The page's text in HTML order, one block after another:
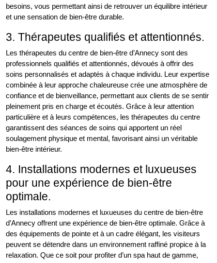
besoins, vous permettant ainsi de retrouver un équilibre intérieur
et une sensation de bien-être durable.
3. Thérapeutes qualifiés et attentionnés.
Les thérapeutes du centre de bien-être d’Annecy sont des
professionnels qualifiés et attentionnés, dévoués à offrir des
soins personnalisés et adaptés à chaque individu. Leur expertise
combinée à leur approche chaleureuse crée une atmosphère de
confiance et de bienveillance, permettant aux clients de se sentir
pleinement pris en charge et écoutés. Grâce à leur attention
particulière et à leurs compétences, les thérapeutes du centre
garantissent des séances de soins qui apportent un réel
soulagement physique et mental, favorisant ainsi un véritable
bien-être intérieur.
4. Installations modernes et luxueuses
pour une expérience de bien-être
optimale.
Les installations modernes et luxueuses du centre de bien-être
d’Annecy offrent une expérience de bien-être optimale. Grâce à
des équipements de pointe et à un cadre élégant, les visiteurs
peuvent se détendre dans un environnement raffiné propice à la
relaxation. Que ce soit pour profiter d’un spa haut de gamme,